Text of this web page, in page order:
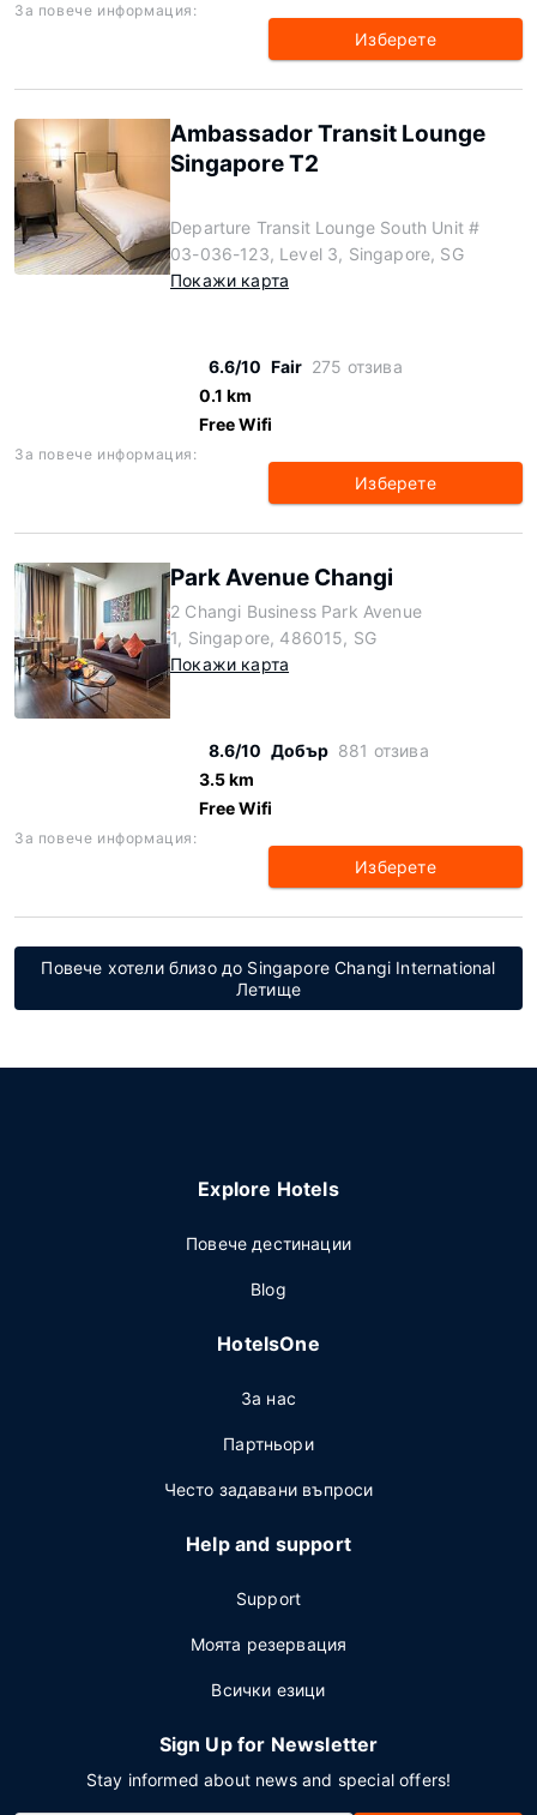
За повече информация:
Изберете
Ambassador Transit Lounge
Singapore T2
Departure Transit Lounge South Unit #
03-036-123, Level 3, Singapore, SG
Покажи карта
6.6/10 Fair 275 отзива
0.1 km
Free Wifi
За повече информация:
Изберете
Park Avenue Changi
2 Changi Business Park Avenue
1, Singapore, 486015, SG
Покажи карта
8.6/10 Добър 881 отзива
3.5 km
Free Wifi
За повече информация:
Изберете
Повече хотели близо до Singapore Changi International
Летище
Explore Hotels
Повече дестинации
Blog
HotelsOne
За нас
Партньори
Често задавани въпроси
Help and support
Support
Моята резервация
Всички езици
Sign Up for Newsletter
Stay informed about news and special offers!